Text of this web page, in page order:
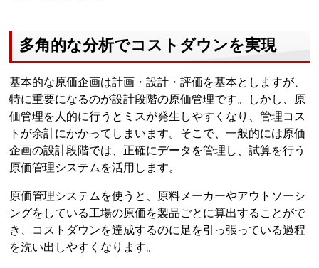
多角的な分析でコストダウンを実現
基本的な原価企画は計画・設計・評価を基本としますが、
特に重要になるのが設計段階の原価管理です。しかし、原
価管理を人的に行うとミスが発生しやすくなり、管理コス
トが余計にかかってしまいます。そこで、一般的には原価
企画の設計段階では、正確にデータを管理し、試算を行う
原価管理システムを活用します。
原価管理システムを使うと、原料メーカーやアウトソーシ
ングをしている工場の原価を製品ごとに算出することがで
き、コストダウンを達成するのに足を引っ張っている過程
を洗い出しやすくなります。